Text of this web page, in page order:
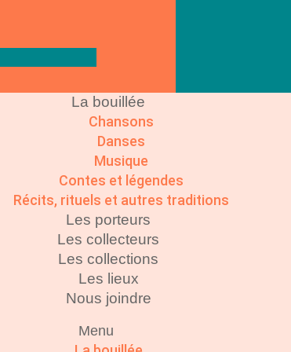
La bouillée
Chansons
Danses
Musique
Contes et légendes
Récits, rituels et autres traditions
Les porteurs
Les collecteurs
Les collections
Les lieux
Nous joindre
Menu